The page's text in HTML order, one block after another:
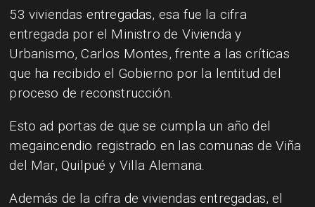
53 viviendas entregadas, esa fue la cifra
entregada por el Ministro de Vivienda y
Urbanismo, Carlos Montes, frente a las críticas
que ha recibido el Gobierno por la lentitud del
proceso de reconstrucción.
Esto ad portas de que se cumpla un año del
megaincendio registrado en las comunas de Viña
del Mar, Quilpué y Villa Alemana.
Además de la cifra de viviendas entregadas, el